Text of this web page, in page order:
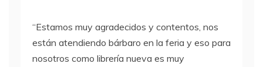
“Estamos muy agradecidos y contentos, nos
están atendiendo bárbaro en la feria y eso para
nosotros como librería nueva es muy